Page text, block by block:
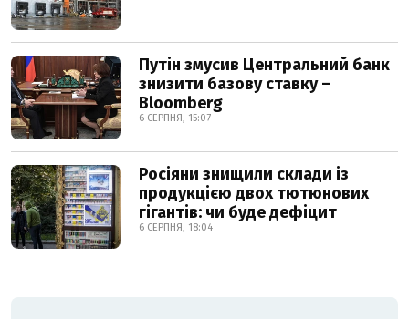
Путін змусив Центральний банк
знизити базову ставку –
Bloomberg
6 СЕРПНЯ, 15:07
Росіяни знищили склади із
продукцією двох тютюнових
гігантів: чи буде дефіцит
6 СЕРПНЯ, 18:04